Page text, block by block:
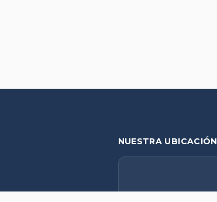
NUESTRA UBICACIÓN